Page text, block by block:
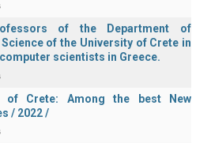
of the Department of
of the University of Crete in
scientists in Greece.
of Crete: Among the best New
/ 2022 /